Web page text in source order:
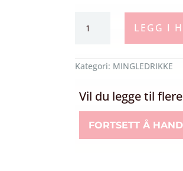
Rødvin
Glass
per
antall
LEGG I
Kategori: MINGLEDRIKKE
Vil du legge til
FORTSETT Å